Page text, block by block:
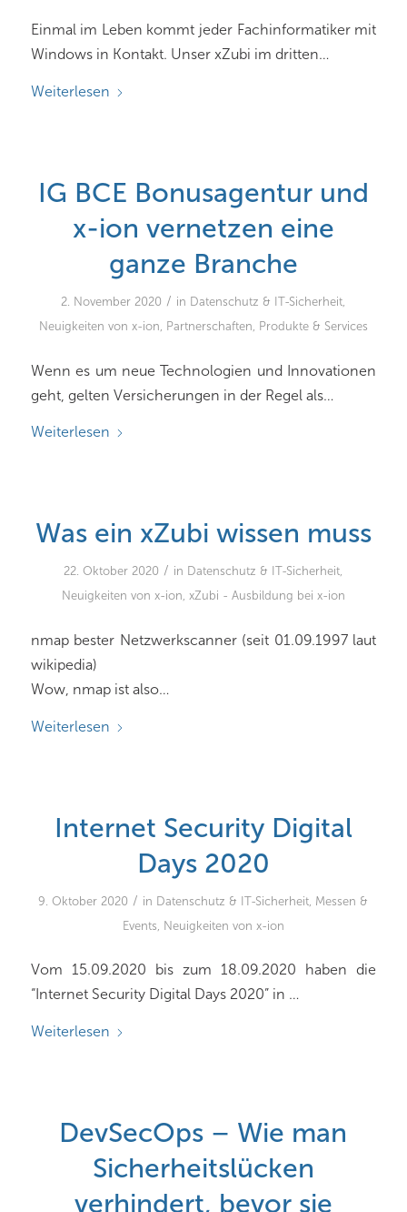
Einmal im Leben kommt jeder Fachinformatiker mit
Windows in Kontakt. Unser xZubi im dritten…
Weiterlesen
IG BCE Bonusagentur und
x-ion vernetzen eine
ganze Branche
2. November 2020 / in Datenschutz & IT-Sicherheit,
Neuigkeiten von x-ion, Partnerschaften, Produkte & Services
Wenn es um neue Technologien und Innovationen
geht, gelten Versicherungen in der Regel als…
Weiterlesen
Was ein xZubi wissen muss
22. Oktober 2020 / in Datenschutz & IT-Sicherheit,
Neuigkeiten von x-ion, xZubi - Ausbildung bei x-ion
nmap bester Netzwerkscanner (seit 01.09.1997 laut
wikipedia)
Wow, nmap ist also…
Weiterlesen
Internet Security Digital
Days 2020
9. Oktober 2020 / in Datenschutz & IT-Sicherheit Messen &
Events
Neuigkeiten von x-ion
Vom 15.09.2020 bis zum 18.09.2020 haben die
“Internet Security Digital Days 2020” in …
Weiterlesen
DevSecOps – Wie man
Sicherheitslücken
verhindert, bevor sie